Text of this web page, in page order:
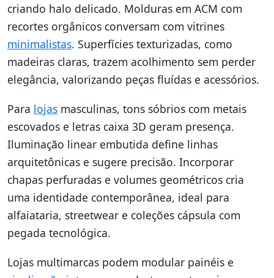
criando halo delicado. Molduras em ACM com
recortes orgânicos conversam com vitrines
minimalistas. Superfícies texturizadas, como
madeiras claras, trazem acolhimento sem perder
elegância, valorizando peças fluídas e acessórios.
Para lojas masculinas, tons sóbrios com metais
escovados e letras caixa 3D geram presença.
Iluminação linear embutida define linhas
arquitetônicas e sugere precisão. Incorporar
chapas perfuradas e volumes geométricos cria
uma identidade contemporânea, ideal para
alfaiataria, streetwear e coleções cápsula com
pegada tecnológica.
Lojas multimarcas podem modular painéis e